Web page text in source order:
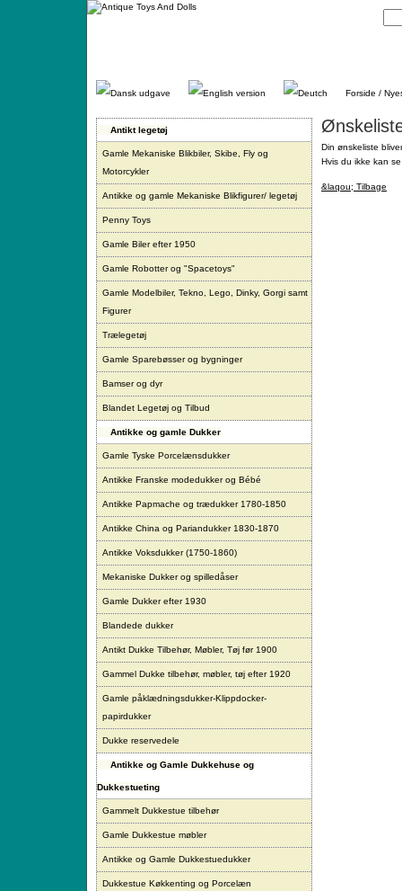
Gå
Forside /
Antikt legetøj
Gamle Mekaniske Blikbiler, Skibe, Fly og
Motorcykler
Antikke og gamle Mekaniske Blikfigurer/ legetøj
Penny Toys
Gamle Biler efter 1950
Gamle Robotter og "Spacetoys"
Gamle Modelbiler, Tekno, Lego, Dinky, Gorgi samt
Figurer
Trælegetøj
Gamle Sparebøsser og bygninger
Bamser og dyr
Blandet Legetøj og Tilbud
Antikke og gamle Dukker
Gamle Tyske Porcelænsdukker
Antikke Franske modedukker og Bébé
Antikke Papmache og trædukker 1780-1850
Antikke China og Pariandukker 1830-1870
Antikke Voksdukker (1750-1860)
Mekaniske Dukker og spilledåser
Gamle Dukker efter 1930
Blandede dukker
Antikt Dukke Tilbehør, Møbler, Tøj før 1900
Gammel Dukke tilbehør, møbler, tøj efter 1920
Gamle påklædningsdukker-Klippdocker-
papirdukker
Dukke reservedele
Antikke og Gamle Dukkehuse og
Dukkestueting
Gammelt Dukkestue tilbehør
Gamle Dukkestue møbler
Antikke og Gamle Dukkestuedukker
Dukkestue Køkkenting og Porcelæn
Din ønskeliste
Hvis du ikke kan
&laqou; Tilbage